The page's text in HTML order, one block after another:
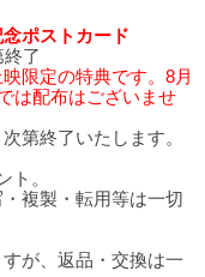
ポストカード
終了
限定の特典です。8月
は配布はございませ
第終了いたします。
ト。
複製・転用等は一切
が、返品・交換は一